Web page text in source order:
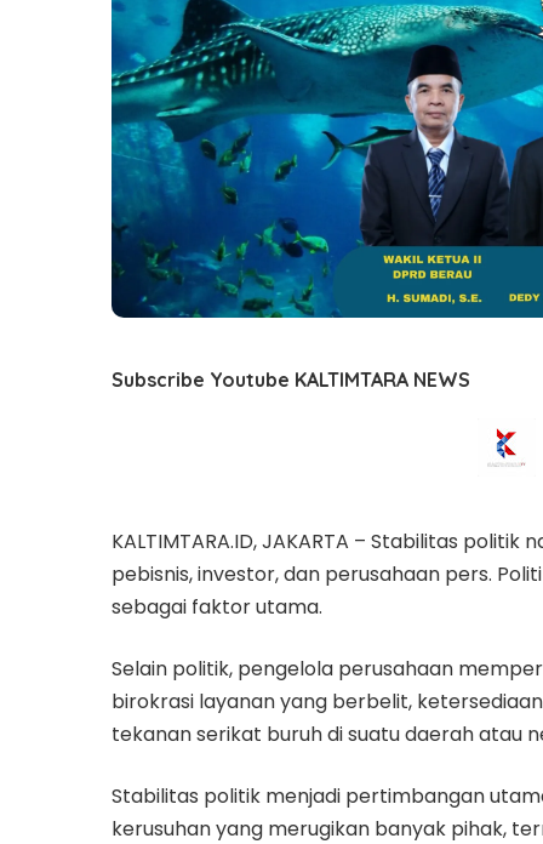
Subscribe Youtube KALTIMTARA NEWS
KALTIMTARA.ID, JAKARTA – Stabilitas
pebisnis, investor, dan perusahaan pers.
sebagai faktor utama.
Selain politik, pengelola perusahaan
birokrasi layanan yang berbelit,
tekanan serikat buruh di suatu daerah atau
Stabilitas politik menjadi pertimbangan
kerusuhan yang merugikan banyak pihak,